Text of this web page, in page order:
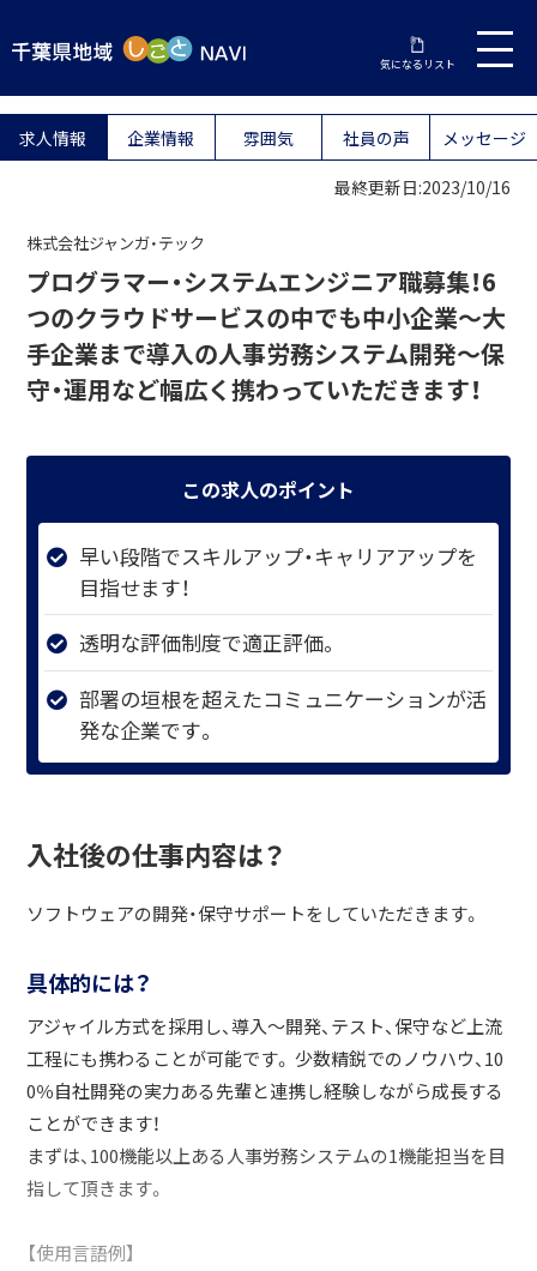
気になるリスト
求人情報 企業情報 雰囲気 社員の声 メッセージ
最終更新日:2023/10/16
株式会社ジャンガ・テック
プログラマー・システムエンジニア職募集！6
つのクラウドサービスの中でも中小企業～大
手企業まで導入の人事労務システム開発～保
守・運用など幅広く携わっていただきます！
この求人のポイント
早い段階でスキルアップ・キャリアアップを
目指せます！
透明な評価制度で適正評価。
部署の垣根を超えたコミュニケーションが活
発な企業です。
入社後の仕事内容は？
ソフトウェアの開発・保守サポートをしていただきます。
具体的には？
アジャイル方式を採用し、導入～開発、テスト、保守など上流
工程にも携わることが可能です。 少数精鋭でのノウハウ、10
0％自社開発の実力ある先輩と連携し経験しながら成長する
ことができます！
まずは、100機能以上ある人事労務システムの1機能担当を目
指して頂きます。
【使用言語例】